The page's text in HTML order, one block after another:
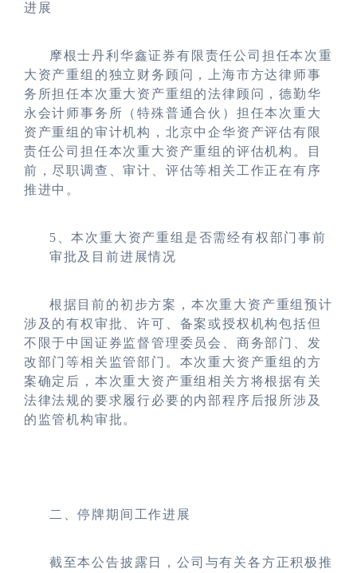
进展
摩根士丹利华鑫证券有限责任公司担任本次重
大资产重组的独立财务顾问，上海市方达律师事
务所担任本次重大资产重组的法律顾问，德勤华
永会计师事务所（特殊普通合伙）担任本次重大
资产重组的审计机构，北京中企华资产评估有限
责任公司担任本次重大资产重组的评估机构。目
前，尽职调查、审计、评估等相关工作正在有序
推进中。
5 、本次重大资产重组是否需经有权部门事前
审批及目前进展情况
根据目前的初步方案，本次重大资产重组预计
涉及的有权审批、许可、备案或授权机构包括但
不限于中国证券监督管理委员会、商务部门、发
改部门等相关监管部门。本次重大资产重组的方
案确定后，本次重大资产重组相关方将根据有关
法律法规的要求履行必要的内部程序后报所涉及
的监管机构审批。
二、停牌期间工作进展
截至本公告披露日，公司与有关各方正积极推